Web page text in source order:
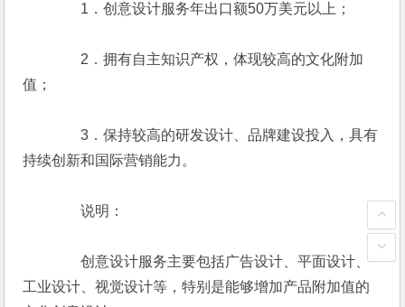
1．创意设计服务年出口额50万美元以上；
2．拥有自主知识产权，体现较高的文化附加
值；
3．保持较高的研发设计、品牌建设投入，具有
持续创新和国际营销能力。
说明：
创意设计服务主要包括广告设计、平面设计、
工业设计、视觉设计等，特别是能够增加产品附加值的